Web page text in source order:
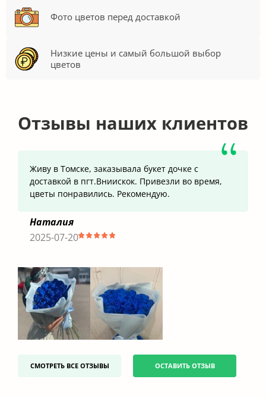
Фото цветов перед доставкой
Низкие цены и самый большой выбор
цветов
Отзывы наших клиентов
Живу в Томске, заказывала букет дочке с
доставкой в пгт.Вниискок. Привезли во время,
цветы понравились. Рекомендую.
Наталия
2025-07-20
СМОТРЕТЬ ВСЕ ОТЗЫВЫ ОСТАВИТЬ ОТЗЫВ